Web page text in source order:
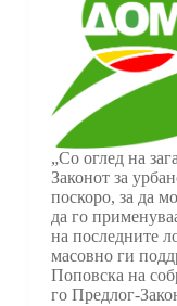
„Со оглед на
Законот за
поскоро, за да
да го
на последните
масовно ги
Поповска на
го Предлог-